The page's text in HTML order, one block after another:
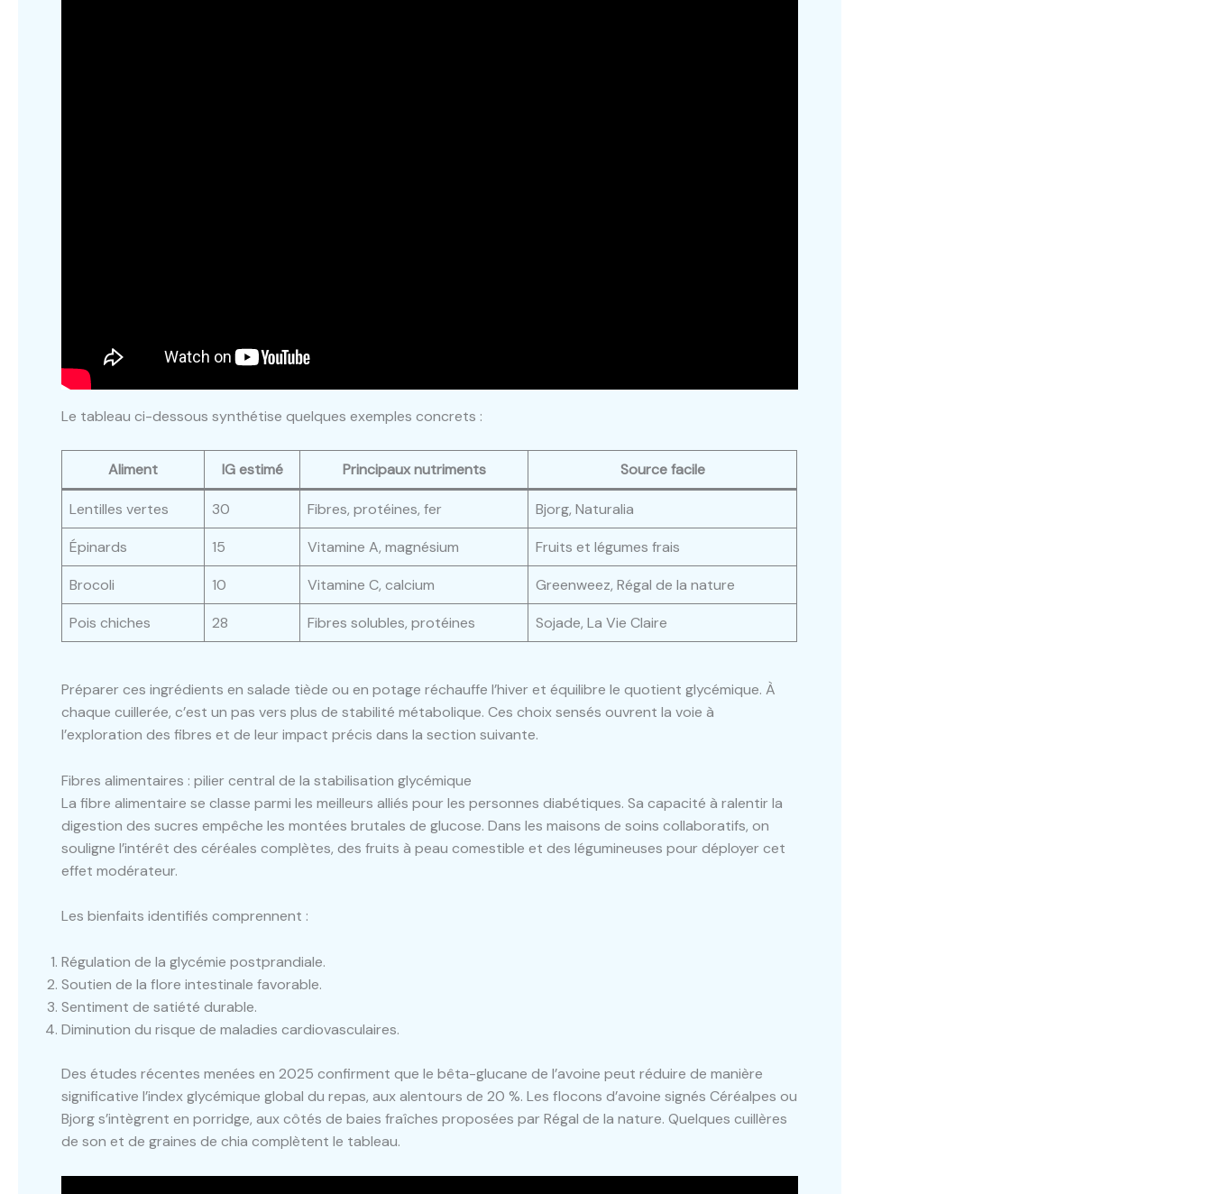
Le tableau ci-dessous synthétise quelques exemples concrets :
Aliment IG estimé Principaux nutriments Source facile
Lentilles vertes 30 Fibres, protéines, fer
Bjorg, Naturalia
Épinards
15 Vitamine A, magnésium
Fruits et légumes frais
Brocoli
10 Vitamine C, calcium
Greenweez, Régal de la nature
Pois chiches
28 Fibres solubles, protéines Sojade, La Vie Claire
Préparer ces ingrédients en salade tiède ou en potage réchauffe l’hiver et équilibre le quotient glycémique. À
chaque cuillerée, c’est un pas vers plus de stabilité métabolique. Ces choix sensés ouvrent la voie à
l’exploration des fibres et de leur impact précis dans la section suivante.
Fibres alimentaires : pilier central de la stabilisation glycémique
La fibre alimentaire se classe parmi les meilleurs alliés pour les personnes diabétiques. Sa capacité à ralentir la
digestion des sucres empêche les montées brutales de glucose. Dans les maisons de soins collaboratifs, on
souligne l’intérêt des céréales complètes, des fruits à peau comestible et des légumineuses pour déployer cet
effet modérateur.
Les bienfaits identifiés comprennent :
Régulation de la glycémie postprandiale.
Soutien de la flore intestinale favorable.
Sentiment de satiété durable.
Diminution du risque de maladies cardiovasculaires.
Des études récentes menées en 2025 confirment que le bêta-glucane de l’avoine peut réduire de manière
significative l’index glycémique global du repas, aux alentours de 20 %. Les flocons d’avoine signés Céréalpes ou
Bjorg s’intègrent en porridge, aux côtés de baies fraîches proposées par Régal de la nature. Quelques cuillères
de son et de graines de chia complètent le tableau.